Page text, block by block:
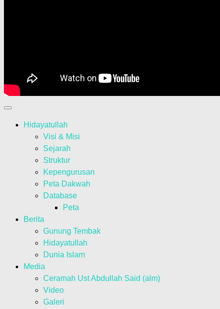
Hidayatullah
Visi & Misi
Sejarah
Struktur
Kepengurusan
Peta Dakwah
Database
Peta
Berita
Gunung Tembak
Hidayatullah
Dunia Islam
Media
Ceramah Ust Abdullah Said (alm)
Video
Galeri